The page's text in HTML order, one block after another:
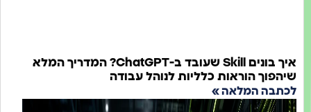
איך בונים Skill שעובד ב-ChatGPT? המדריך המלא
הוראות כלליות לנוהל עבודה
המלאה »